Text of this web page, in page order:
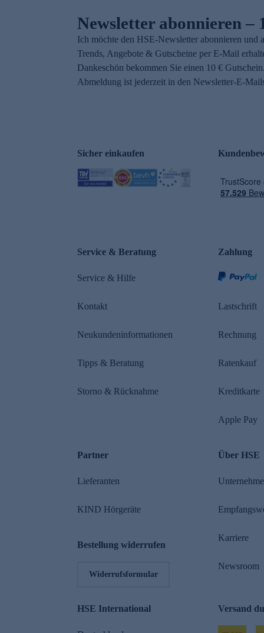
Newsletter abonnieren –
Ich möchte den HSE-Newsletter abonnieren und
Trends, Angebote & Gutscheine per E-Mail
Dankeschön bekommen Sie einen 10 €
Abmeldung ist jederzeit in den Newsletter-E-
Sicher einkaufen
Service & Beratung
Service & Hilfe
Kontakt
Neukundeninformationen
Tipps & Beratung
Storno & Rücknahme
Zahlung
Lastschrift
Rechnung
Ratenkauf
Kreditkarte
Apple Pay
Partner
Lieferanten
KIND Hörgeräte
Bestellung widerrufen
Widerrufsformular
Über HSE
Karriere
Newsroom
HSE International Versand